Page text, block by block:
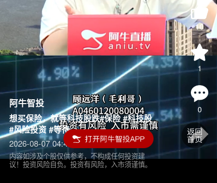
10
1
0
阿牛智投
想买保险，就等科技股跌#保险 #科技股
#风险投资 #等待
2026-08-07 04:45
内容如涉及个股仅供参考，不构成任何投资建
议！投资风险自负。投资有风险，入市须谨慎。